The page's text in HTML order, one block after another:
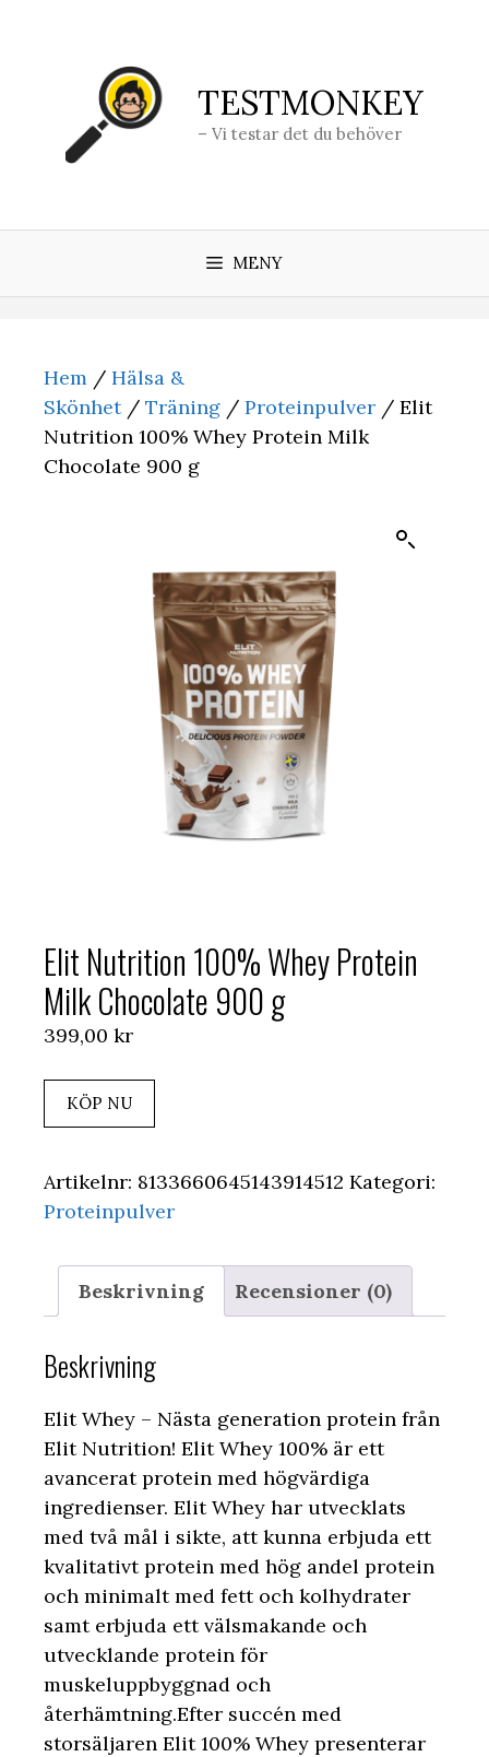
TESTMONKEY
– Vi testar det du behöver
MENY
Hem / Hälsa &
Skönhet/ Träning / Proteinpulver / Elit
Nutrition 100% Whey Protein Milk
Chocolate 900 g
Elit Nutrition 100% Whey Protein
Milk Chocolate 900 g
399,00 kr
KÖP NU
Artikelnr: 8133660645143914512 Kategori:
Proteinpulver
Beskrivning Recensioner (0)
Beskrivning
Elit Whey – Nästa generation protein från
Elit Nutrition! Elit Whey 100% är ett
avancerat protein med högvärdiga
ingredienser. Elit Whey har utvecklats
med två mål i sikte, att kunna erbjuda ett
kvalitativt protein med hög andel protein
och minimalt med fett och kolhydrater
samt erbjuda ett välsmakande och
utvecklande protein för
muskeluppbyggnad och
återhämtning.Efter succén med
storsäljaren Elit 100% Whey presenterar